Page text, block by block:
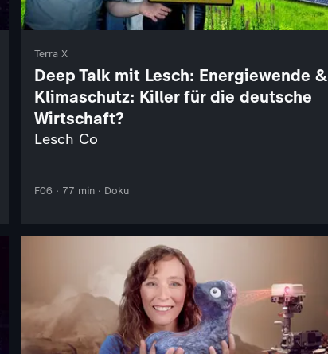
Terra X
Deep Talk mit Lesch: Energiewende &
Klimaschutz: Killer für die deutsche
Wirtschaft?
Lesch Co
F06 · 77 min · Doku